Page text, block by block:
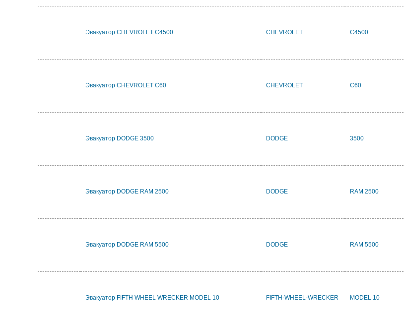
Эвакуатор CHEVROLET C4500 CHEVROLET C4500
Эвакуатор CHEVROLET C60 CHEVROLET C60
Эвакуатор DODGE 3500 DODGE 3500
Эвакуатор DODGE RAM 2500 DODGE RAM 2500
Эвакуатор DODGE RAM 5500 DODGE RAM 5500
Эвакуатор FIFTH WHEEL WRECKER MODEL 10 FIFTH-WHEEL-WRECKER MODEL 10